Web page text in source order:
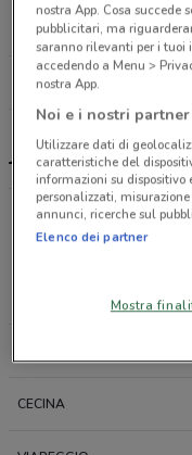
454 m
Jouè Club, offerte
Offerte volantini e
CECINA
nostra App. Cosa succede
pubblicitari, ma
saranno rilevanti per i tuoi
accedendo a Menu >
nostra App.
Noi e i nostri
Utilizzare dati di
caratteristiche del
informazioni su dispositivo
personalizzati,
annunci, ricerche sul
Elenco dei partner
Mostra